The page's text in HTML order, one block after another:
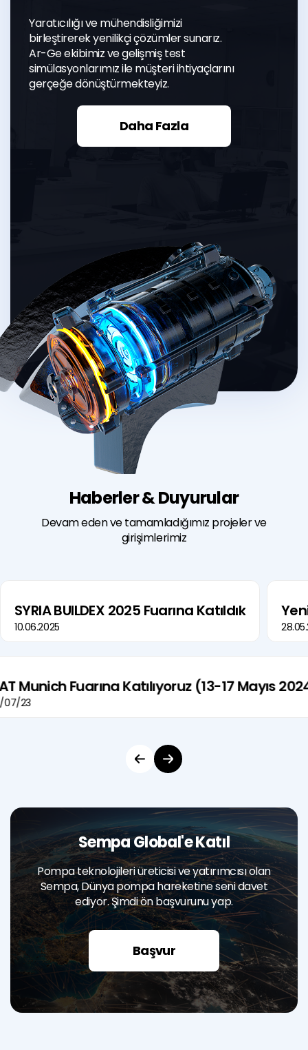
Yaratıcılığı ve mühendisliğimizi
birleştirerek yenilikçi çözümler sunarız.
Ar-Ge ekibimiz ve gelişmiş test
simülasyonlarımız ile müşteri ihtiyaçlarını
gerçeğe dönüştürmekteyiz.
Daha Fazla
Kalite Kontrol
Kalite kontrol, Sempa'nın DNA'sının bir
parçasıdır ve bizi sürekli olarak
beklentilerin üzerinde ürünler sunmaya
yönlendirir.
Daha Fazla
Haberler & Duyurular
Devam eden ve tamamladığımız projeler ve
girişimlerimiz
SYRIA BUILDEX 2025 Fuarına Katıldık
10.06.2025
Munich Fuarına Katılıyoruz (13-17 Mayıs
07/23
Sempa Global'e Katıl
Pompa teknolojileri üreticisi ve yatırımcısı olan
Sempa, Dünya pompa hareketine seni davet
ediyor. Şimdi ön başvurunu yap.
Başvur